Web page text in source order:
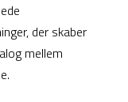
der skaber
mellem